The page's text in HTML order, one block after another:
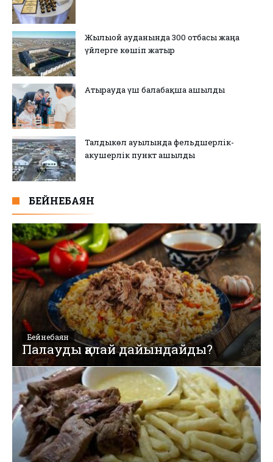
Жылыой ауданында 300 отбасы жаңа
үйлерге көшіп жатыр
Атырауда үш балабақша ашылды
Талдыкөл ауылында фельдшерлік-
акушерлік пункт ашылды
БЕЙНЕБАЯН
Бейнебаян
Палауды қалай дайындайды?